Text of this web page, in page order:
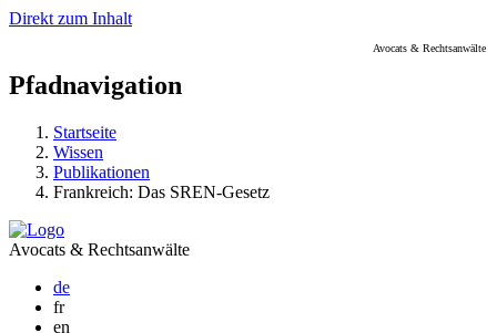
Direkt zum Inhalt
Avocats & Rechtsanwälte
Pfadnavigation
Startseite
Wissen
Publikationen
Frankreich: Das SREN-Gesetz
Avocats & Rechtsanwälte
de
fr
en